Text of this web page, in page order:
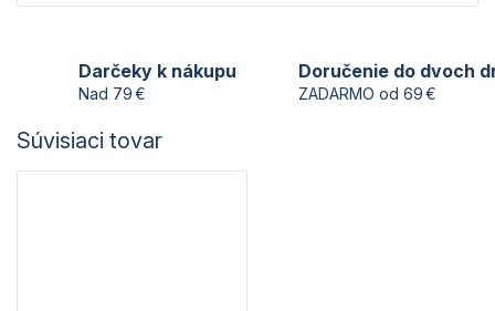
Darčeky k nákupu
Nad 79 €
Doručenie do dvoch
ZADARMO od 69 €
Súvisiaci tovar